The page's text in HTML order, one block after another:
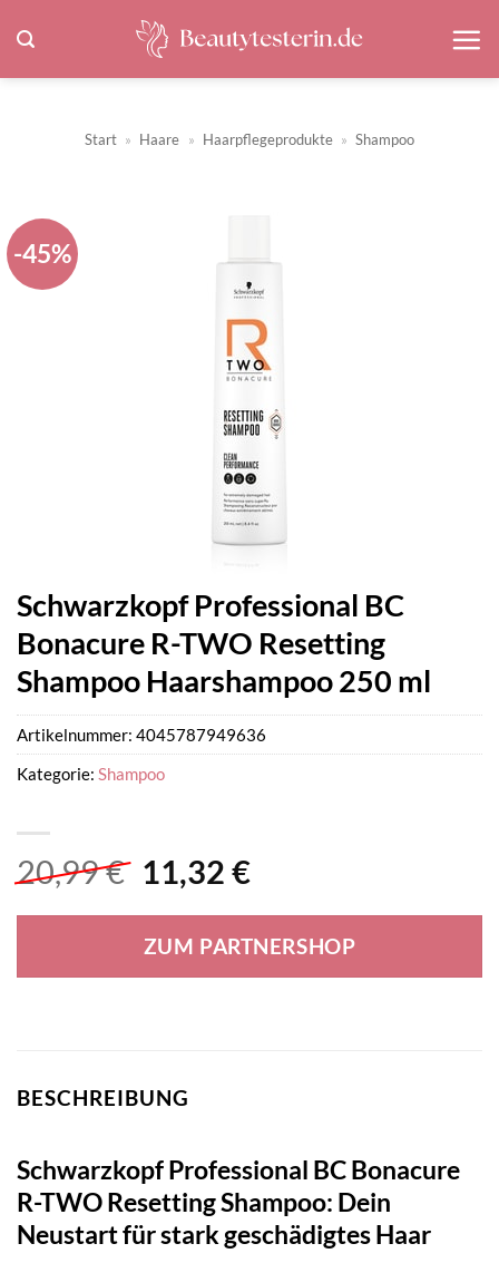
Inhalt
springen
Start » Haare » Haarpflegeprodukte » Shampoo
-45%
Schwarzkopf Professional BC
Bonacure R-TWO Resetting
Shampoo Haarshampoo 250 ml
20,99€ Ursprünglicher
war:
20,99 €
11,32 €Aktueller
ist:
11,32 €.
ZUM PARTNERSHOP
Artikelnummer: 4045787949636
Kategorie: Shampoo
BESCHREIBUNG
Schwarzkopf Professional BC Bonacure
R-TWO Resetting Shampoo: Dein
Neustart für stark geschädigtes Haar